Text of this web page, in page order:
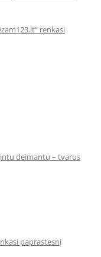
renkasi
deimantu – tvarus
paprastesnį